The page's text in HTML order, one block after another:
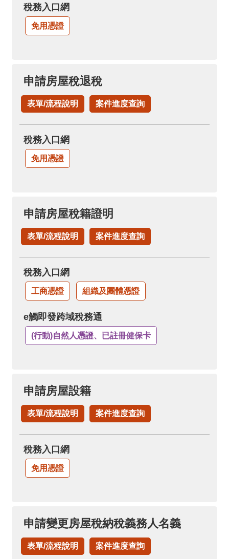
稅務入口網
免用憑證
申請房屋稅退稅
表單/流程說明 案件進度查詢
稅務入口網
免用憑證
申請房屋稅籍證明
表單/流程說明 案件進度查詢
稅務入口網
工商憑證 組織及團體憑證
e觸即發跨域稅務通
(行動)自然人憑證、已註冊健保卡
申請房屋設籍
表單/流程說明 案件進度查詢
稅務入口網
免用憑證
申請變更房屋稅納稅義務人名義
表單/流程說明 案件進度查詢